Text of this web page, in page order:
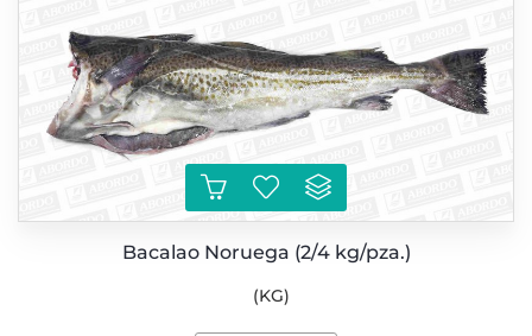
Bacalao Noruega (2/4 kg/pza.)
(KG)